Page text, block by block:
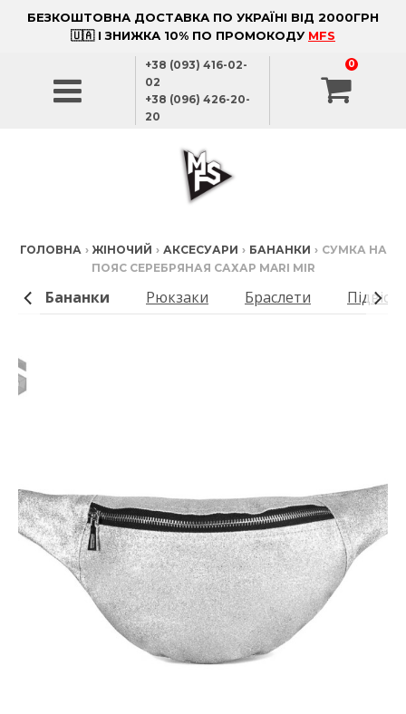
БЕЗКОШТОВНА ДОСТАВКА ПО УКРАЇНІ ВІД 2000ГРН
🇺🇦 І ЗНИЖКА 10% ПО ПРОМОКОДУ MFS
+38 (093) 416-02-
02
+38 (096) 426-20-
20
0
ГОЛОВНА › ЖІНОЧИЙ › АКСЕСУАРИ › БАНАНКИ › СУМКА НА
ПОЯС СЕРЕБРЯНАЯ САХАР MARI MIR
Бананки Рюкзаки Браслети